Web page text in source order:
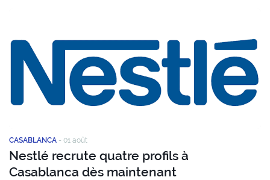
CASABLANCA - 01 août
Nestlé recrute quatre profils à
Casablanca dès maintenant